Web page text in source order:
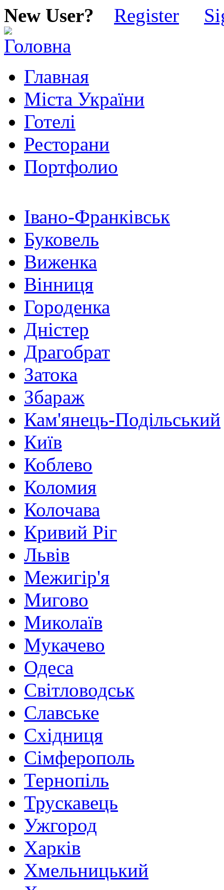
New User? Register
Главная
Міста України
Готелі
Ресторани
Портфолио
Івано-Франківськ
Буковель
Виженка
Вінниця
Городенка
Дністер
Драгобрат
Затока
Збараж
Кам'янець-Подільський
Київ
Коблево
Коломия
Колочава
Кривий Ріг
Львів
Межигір'я
Мигово
Миколаїв
Мукачево
Одеса
Світловодськ
Славське
Східниця
Сімферополь
Тернопіль
Трускавець
Ужгород
Харків
Хмельницький